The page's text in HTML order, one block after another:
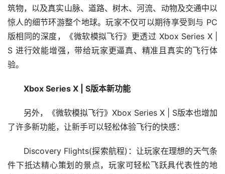
筑物，以及真实山脉、道路、树木、河流、动物及交通中以
惊人的细节环游整个地球。玩家不仅可以期待享受到与 PC
版相同的深度，《微软模拟飞行》更透过 Xbox Series X |
S 进行效能增强，带给玩家更逼真、精准且真实的飞行体
验。
Xbox Series X | S版本新功能
另外，《微软模拟飞行》Xbox Series X | S版本也增加
了许多新功能，让新手可以轻松体验飞行的快感：
Discovery Flights(探索航程)：让玩家在理想的天气条
件下抵达精心策划的景点，玩家可轻松飞跃具代表性的地